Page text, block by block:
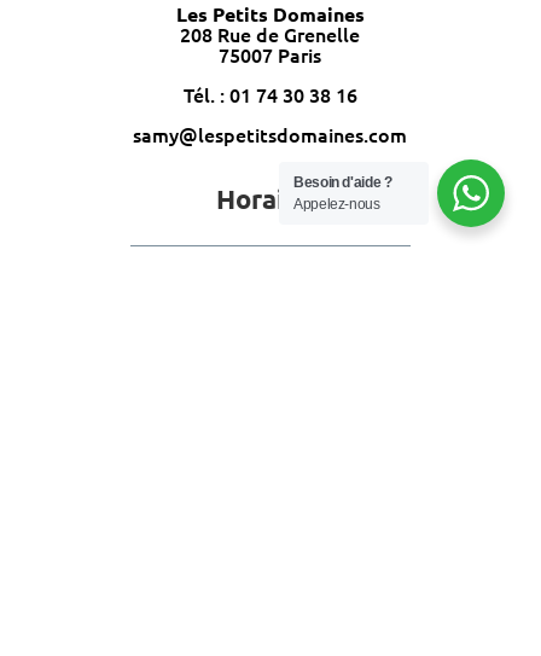
Les Petits Domaines
208 Rue de Grenelle
75007 Paris
Tél. : 01 74 30 38 16
samy@lespetitsdomaines.com
Horaires
Besoin d'aide ?
Appelez-nous